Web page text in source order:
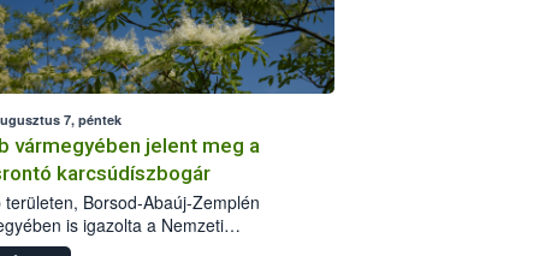
7, péntek
vármegyében jelent meg a
karcsúdíszbogár
területen, Borsod-Abaúj-Zemplén
is igazolta a Nemzeti
biztonsági Hivatal (Nébih) a